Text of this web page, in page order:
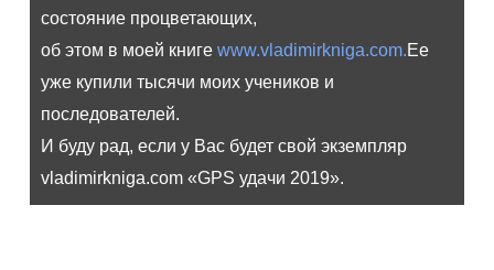
состояние процветающих,
об этом в моей книге www.vladimirkniga.com.Ее
уже купили тысячи моих учеников и
последователей.
И буду рад, если у Вас будет свой экземпляр
vladimirkniga.com «GPS удачи 2019».